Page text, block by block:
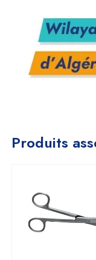
Produits